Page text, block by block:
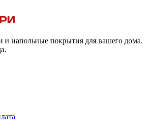
и напольные покрытия для вашего дома.